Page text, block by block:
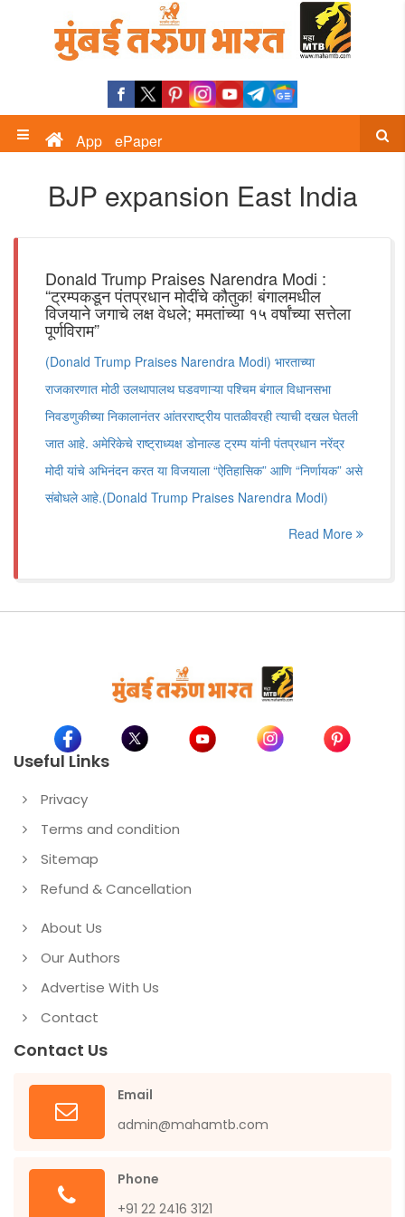
App ePaper
BJP expansion East India
Donald Trump Praises Narendra Modi :
“ट्रम्पकडून पंतप्रधान मोदींचे कौतुक! बंगालमधील
विजयाने जगाचे लक्ष वेधले; ममतांच्या १५ वर्षांच्या सत्तेला
पूर्णविराम”
(Donald Trump Praises Narendra Modi) भारताच्या
राजकारणात मोठी उलथापालथ घडवणाऱ्या पश्चिम बंगाल विधानसभा
निवडणुकीच्या निकालानंतर आंतरराष्ट्रीय पातळीवरही त्याची दखल घेतली
जात आहे. अमेरिकेचे राष्ट्राध्यक्ष डोनाल्ड ट्रम्प यांनी पंतप्रधान नरेंद्र
मोदी यांचे अभिनंदन करत या विजयाला “ऐतिहासिक” आणि “निर्णायक” असे
संबोधले आहे.(Donald Trump Praises Narendra Modi)
Read More
Useful Links
Privacy
Terms and condition
Sitemap
Refund & Cancellation
About Us
Our Authors
Advertise With Us
Contact
Contact Us
Email
admin@mahamtb.com
Phone
+91 22 2416 3121